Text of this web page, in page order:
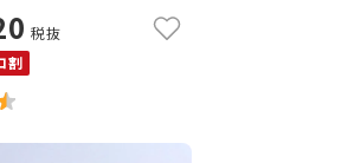
税抜
割